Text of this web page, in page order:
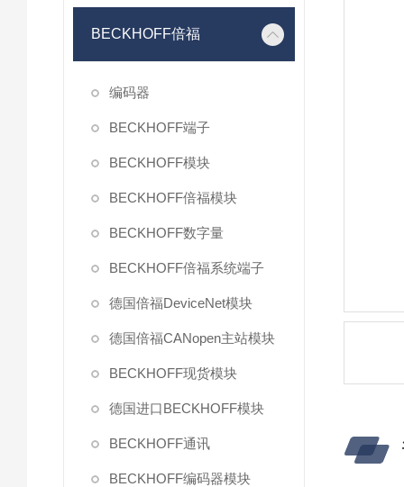
BECKHOFF倍福
编码器
BECKHOFF端子
BECKHOFF模块
BECKHOFF倍福模块
BECKHOFF数字量
BECKHOFF倍福系统端子
德国倍福DeviceNet模块
德国倍福CANopen主站模块
BECKHOFF现货模块
德国进口BECKHOFF模块
BECKHOFF通讯
BECKHOFF编码器模块